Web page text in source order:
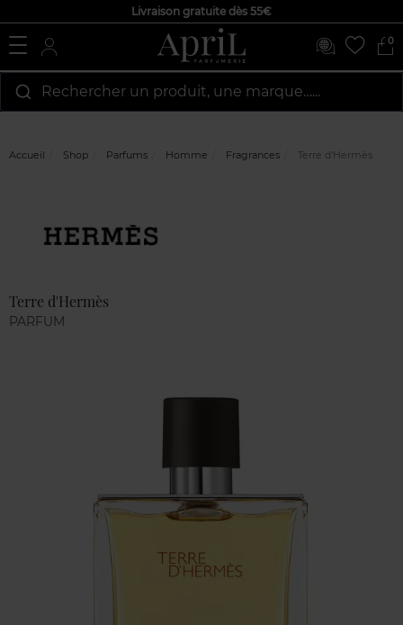
Livraison gratuite dès 55€
0
Rechercher un produit, une marque…...
Accueil Shop Parfums Homme Fragrances Terre d'Hermès
Terre d'Hermès
PARFUM